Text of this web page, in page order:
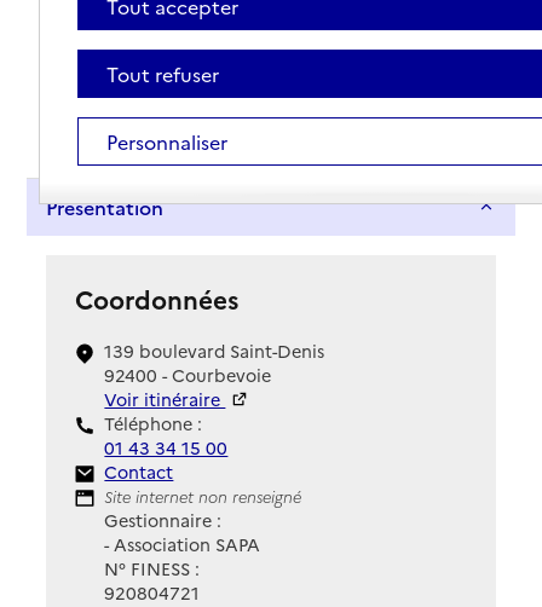
Tout déplier
Présentation
Coordonnées
139 boulevard Saint-Denis
92400 - Courbevoie
Voir itinéraire
Téléphone :
01 43 34 15 00
Contact
Contact
Site Internet
Site internet non renseigné
Gestionnaire :
- Association SAPA
N° FINESS :
920804721
Tout accepter
Tout refuser
Personnaliser